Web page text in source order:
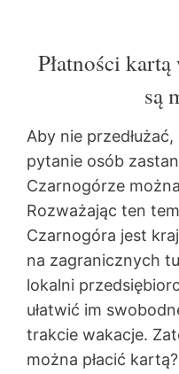
Płatności
są
Aby nie
pytanie osób
Czarnogórze
Rozważając ten
Czarnogóra jest
na zagranicznych
lokalni
ułatwić im
trakcie wakacje.
można płacić